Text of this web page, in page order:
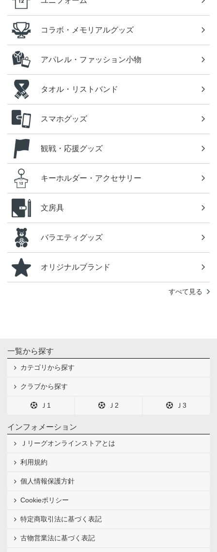
コラボ・メモリアルグッズ
アパレル・ファッション小物
タオル・リストバンド
スマホグッズ
観戦・応援グッズ
キーホルダー・アクセサリー
文房具
バラエティグッズ
オリジナルブランド
すべて見る
一覧から探す
カテゴリから探す
クラブから探す
Ｊ1 Ｊ2 Ｊ3
インフォメーション
Ｊリーグオンラインストアとは
利用規約
個人情報保護方針
Cookieポリシー
特定商取引法に基づく表記
古物営業法に基づく表記